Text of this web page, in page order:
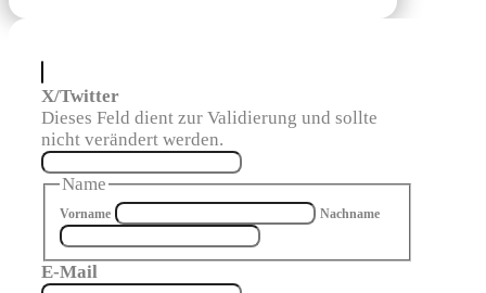
X/Twitter
Dieses Feld dient zur Validierung und sollte
nicht verändert werden.
Name
Vorname Nachname
E-Mail